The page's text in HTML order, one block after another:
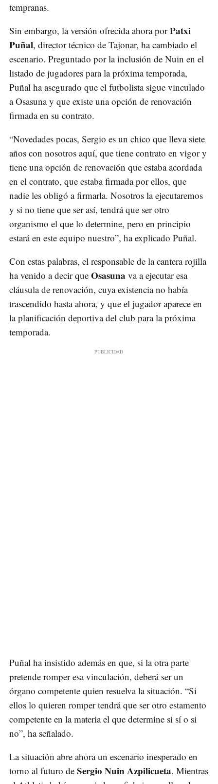
tempranas.
Sin embargo, la versión ofrecida ahora porPatxi
Puñal, director técnico de Tajonar, ha cambiado el
escenario. Preguntado por la inclusión de Nuin en el
listado de jugadores para la próxima temporada,
Puñal ha asegurado que el futbolista sigue vinculado
a Osasuna y que existe una opción de renovación
firmada en su contrato.
“Novedades pocas, Sergio es un chico que lleva siete
años con nosotros aquí, que tiene contrato en vigor y
tiene una opción de renovación que estaba acordada
en el contrato, que estaba firmada por ellos, que
nadie les obligó a firmarla. Nosotros la ejecutaremos
y si no tiene que ser así, tendrá que ser otro
organismo el que lo determine, pero en principio
estará en este equipo nuestro”, ha explicado Puñal.
Con estas palabras, el responsable de la cantera rojilla
ha venido a decir que Osasuna va a ejecutar esa
cláusula de renovación, cuya existencia no había
trascendido hasta ahora, y que el jugador aparece en
la planificación deportiva del club para la próxima
temporada.
Puñal ha insistido además en que, si la otra parte
pretende romper esa vinculación, deberá ser un
órgano competente quien resuelva la situación. “Si
ellos lo quieren romper tendrá que ser otro estamento
competente en la materia el que determine si sí o si
no”, ha señalado.
La situación abre ahora un escenario inesperado en
torno al futuro de Sergio Nuin Azpilicueta. Mientras